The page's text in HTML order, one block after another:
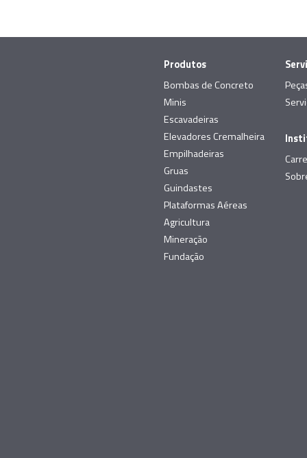
Produtos
Bombas de Concreto
Minis
Escavadeiras
Elevadores Cremalheira
Empilhadeiras
Gruas
Guindastes
Plataformas Aéreas
Agricultura
Mineração
Fundação